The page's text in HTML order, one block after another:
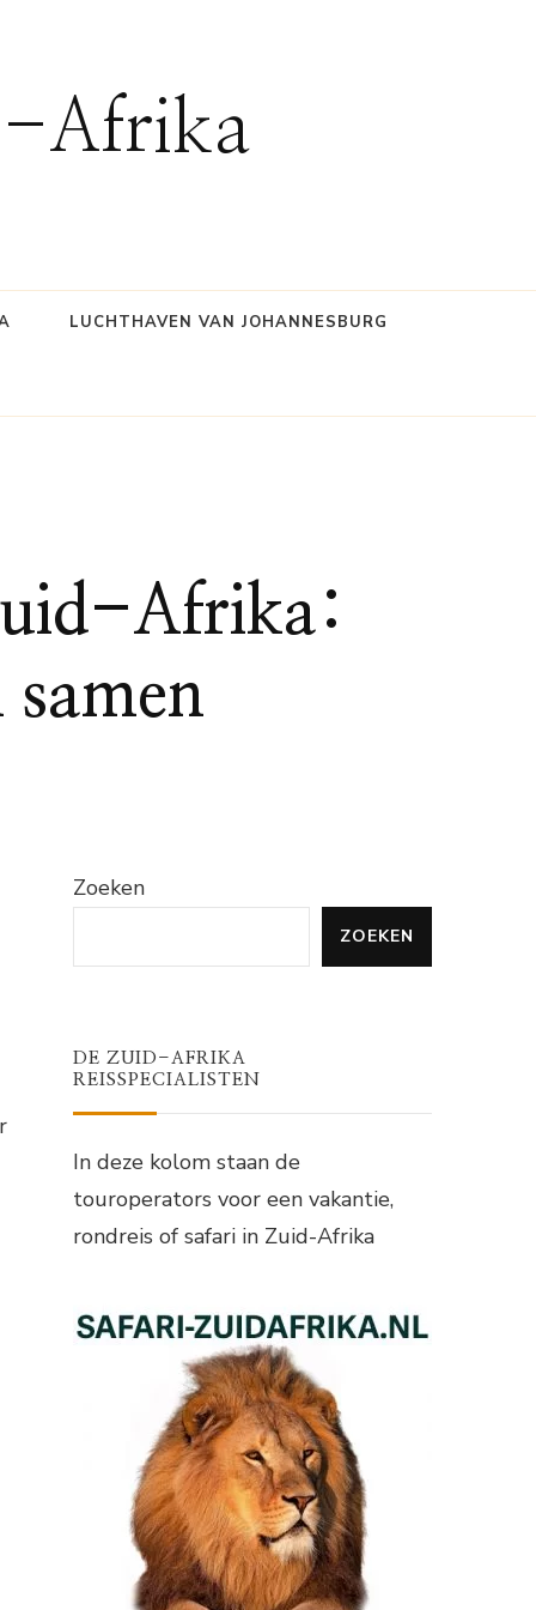
Afrika
LUCHTHAVEN VAN JOHANNESBURG
Afrika:
Zoeken
ZOEKEN
DE ZUID-AFRIKA
REISSPECIALISTEN
In deze kolom staan de
touroperators voor een vakantie,
rondreis of safari in Zuid-Afrika